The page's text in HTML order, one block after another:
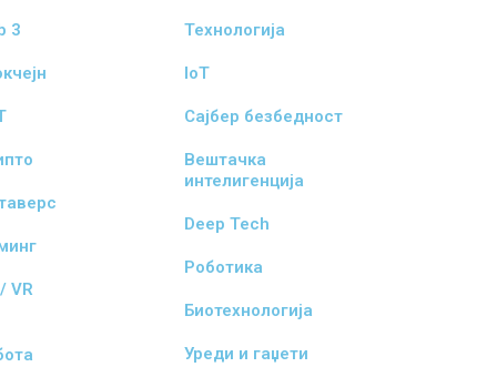
3
VR
Технологија
IoT
Сајбер безбедност
Вештачка
интелигенција
Deep Tech
Роботика
Биотехнологија
Уреди и гаџети